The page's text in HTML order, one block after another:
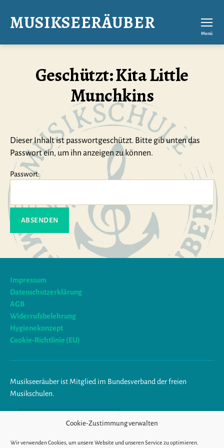
Cookie-Zustimmung verwalten
Wir verwenden Cookies, um unsere Website und unseren Service zu optimieren.
MUSIKSEERÄUBER Menü
Geschützt: Kita Little
Munchkins
Dieser Inhalt ist passwortgeschützt. Bitte gib unten das
Passwort ein, um ihn anzeigen zu können.
Passwort:
Impressum
Datenschutzerklärung
AGB
Widerrufsbelehrung
Hygienekonzept
Cookie-Richtlinie (EU)
Musikseeräuber ist Mitglied im Bundesverband der freien
Musikschulen.
Am Ende trägst du Musik im